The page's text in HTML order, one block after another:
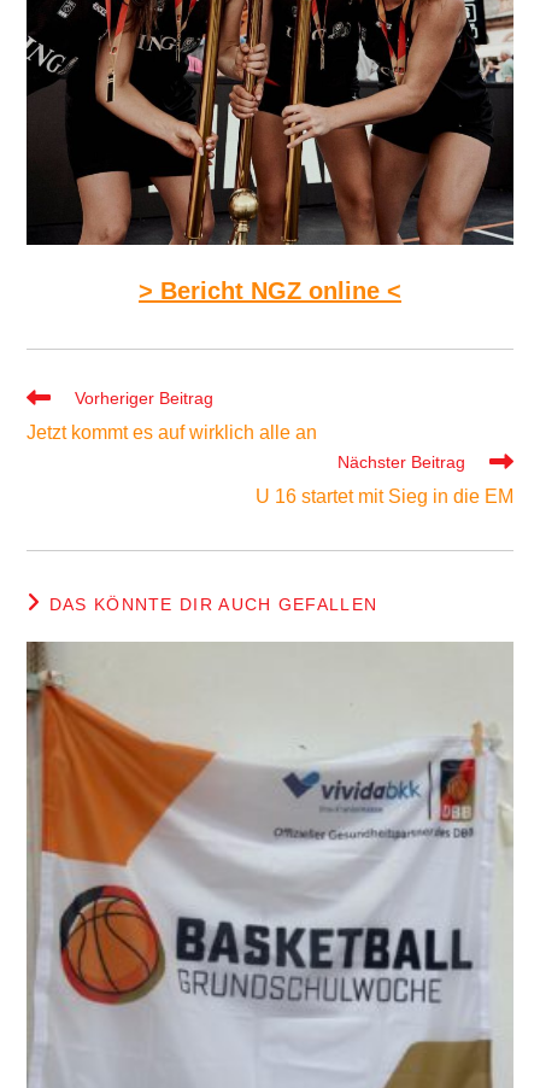
> Bericht NGZ online <
Weitere
ansehen
Vorheriger Beitrag
Jetzt kommt es auf wirklich alle an
Nächster Beitrag
U 16 startet mit Sieg in die EM
DAS KÖNNTE DIR AUCH GEFALLEN